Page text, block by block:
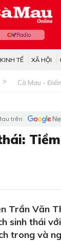
Radio
KINH TẾ XÃ HỘI
Cà Mau -
trên
Trần Văn
sinh thái
trong và